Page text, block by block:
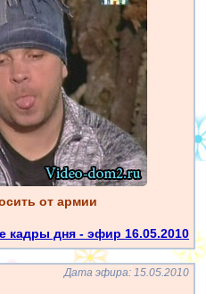
от армии
кадры дня - эфир 16.05.2010
Дата эфира: 15.05.2010